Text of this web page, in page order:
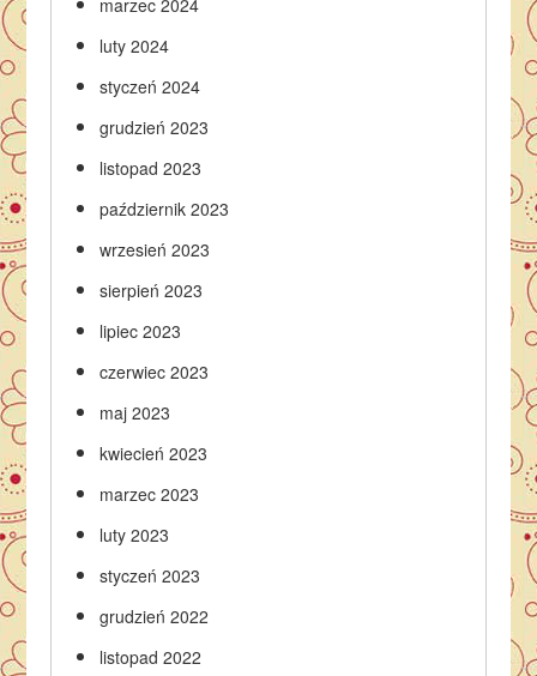
luty 2024
styczeń 2024
grudzień 2023
listopad 2023
październik 2023
wrzesień 2023
sierpień 2023
lipiec 2023
czerwiec 2023
maj 2023
kwiecień 2023
marzec 2023
luty 2023
styczeń 2023
grudzień 2022
listopad 2022